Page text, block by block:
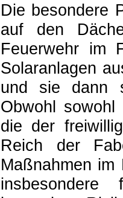
Die besondere
auf den
Feuerwehr im
Solaranlagen
und sie dann
Obwohl
die der
Reich der
Maßnahmen im